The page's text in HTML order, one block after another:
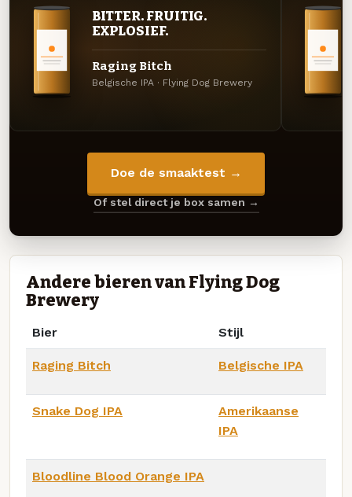
BITTER. FRUITIG.
EXPLOSIEF.
Raging Bitch
Belgische IPA · Flying Dog Brewery
Doe de smaaktest →
Of stel direct je box samen →
Andere bieren van Flying Dog
Brewery
Bier Stijl
Raging Bitch Belgische IPA
Snake Dog IPA
Amerikaanse
IPA
Bloodline Blood Orange IPA